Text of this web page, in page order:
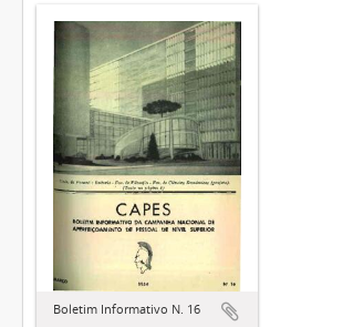
Boletim Informativo N. 16